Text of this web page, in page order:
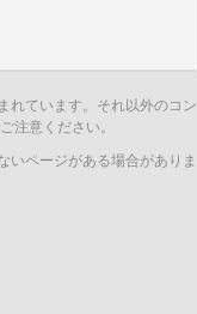
れています。それ以外のコン
注意ください。
いページがある場合がありま